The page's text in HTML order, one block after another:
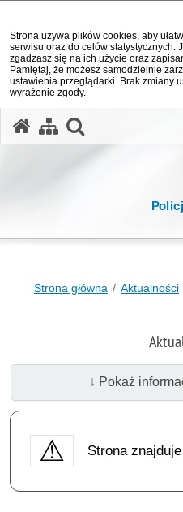
Strona używa plików cookies, aby
serwisu oraz do celów statystycznych.
zgadzasz się na ich użycie oraz
Pamiętaj, że możesz samodzielnie
ustawienia przeglądarki. Brak zmiany
wyrażenie zgody.
Strona główna Aktualności
↓ Pokaż
Strona